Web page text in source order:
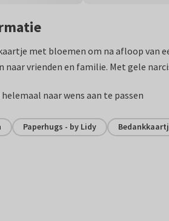
met bloemen om na afloop van
naar vrienden en familie. Met gele
naar wens aan te passen
Paperhugs - by Lidy